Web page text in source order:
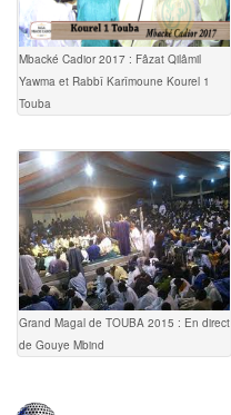
Mbacké Cadior 2017 : Fâzat Qilâmil
Yawma et Rabbî Karîmoune Kourel 1
Touba
Grand Magal de TOUBA 2015 : En direct
de Gouye Mbind